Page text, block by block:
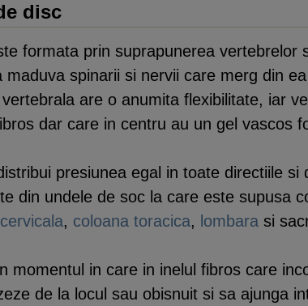
disc
formata prin suprapunerea
maduva spinarii si nervii care merg din
are o anumita flexibilitate, iar
dar care in centru au un gel vascos
presiunea egal in toate directiile
din undele de soc la care este supusa
, coloana toracica, lombara si
momentul in care in inelul fibros care
de la locul sau obisnuit si sa ajunga